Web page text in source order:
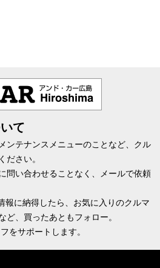
て
ンテナンスメニューのことなど、クル
ださい。
問い合わせることなく、メールで依頼
報に納得したら、お気に入りのクルマ
ど、買ったあともフォロー。
をサポートします。